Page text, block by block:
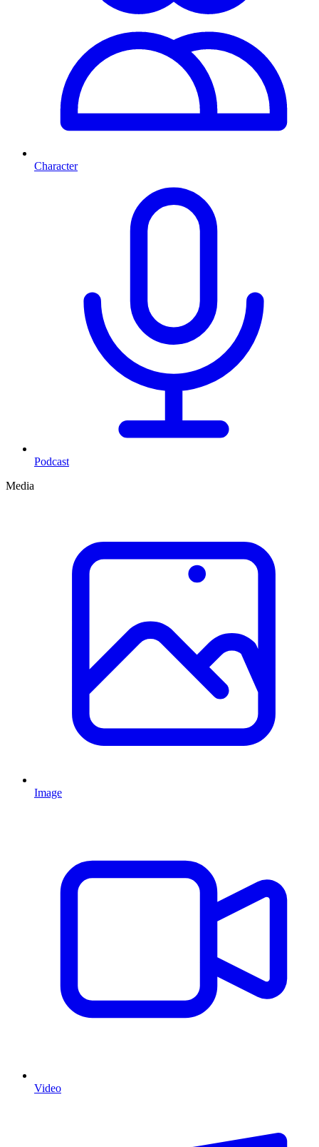
Character
Podcast
Media
Image
Video